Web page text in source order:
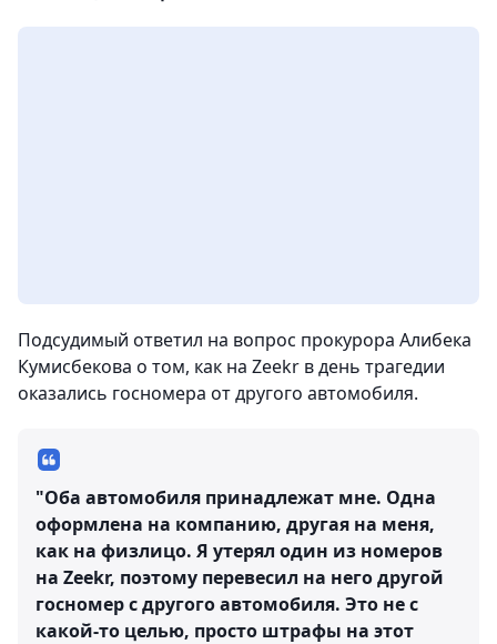
Подсудимый ответил на вопрос прокурора Алибека
Кумисбекова о том, как на Zeekr в день трагедии
оказались госномера от другого автомобиля.
"Оба автомобиля принадлежат мне. Одна
оформлена на компанию, другая на меня,
как на физлицо. Я утерял один из номеров
на Zeekr, поэтому перевесил на него другой
госномер с другого автомобиля. Это не с
какой-то целью, просто штрафы на этот